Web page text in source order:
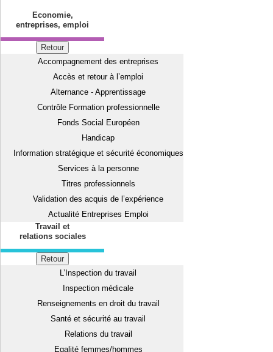
Economie,
entreprises, emploi
Retour
Accompagnement des entreprises
Accès et retour à l’emploi
Alternance - Apprentissage
Contrôle Formation professionnelle
Fonds Social Européen
Handicap
Information stratégique et sécurité économiques
Services à la personne
Titres professionnels
Validation des acquis de l’expérience
Actualité Entreprises Emploi
Travail et
relations sociales
Retour
L’Inspection du travail
Inspection médicale
Renseignements en droit du travail
Santé et sécurité au travail
Relations du travail
Egalité femmes/hommes